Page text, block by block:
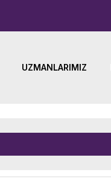
UZMANLARIMIZ